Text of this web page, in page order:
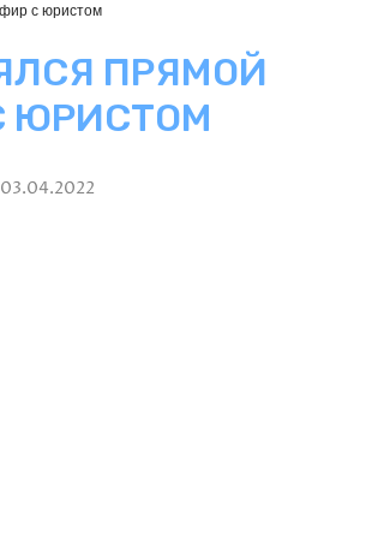
с юристом
ПРЯМОЙ
ЮРИСТОМ
03.04.2022